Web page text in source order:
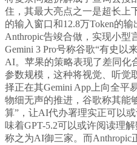
住，其最大亮点之一是超长上
的输入窗口和12.8万Token的
Anthropic告竣合做，实现小型
Gemini 3 Pro号称谷歌“有史以
AI。苹果的策略表现了差同化
参数规模，这种将视觉、听觉
择正在其Gemini App上向全平
物细无声的推进，谷歌称其能
算”，让AI代办署理实正可以
味着GPT-5.2可以或许阅读理
称之为AI御三家。而Anthropic